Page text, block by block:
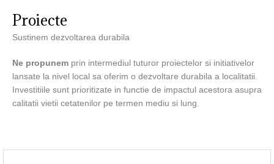
Proiecte
Sustinem dezvoltarea durabila
Ne propunem prin intermediul tuturor proiectelor si initiativelor
lansate la nivel local sa oferim o dezvoltare durabila a localitatii.
Investitiile sunt prioritizate in functie de impactul acestora asupra
calitatii vietii cetatenilor pe termen mediu si lung.